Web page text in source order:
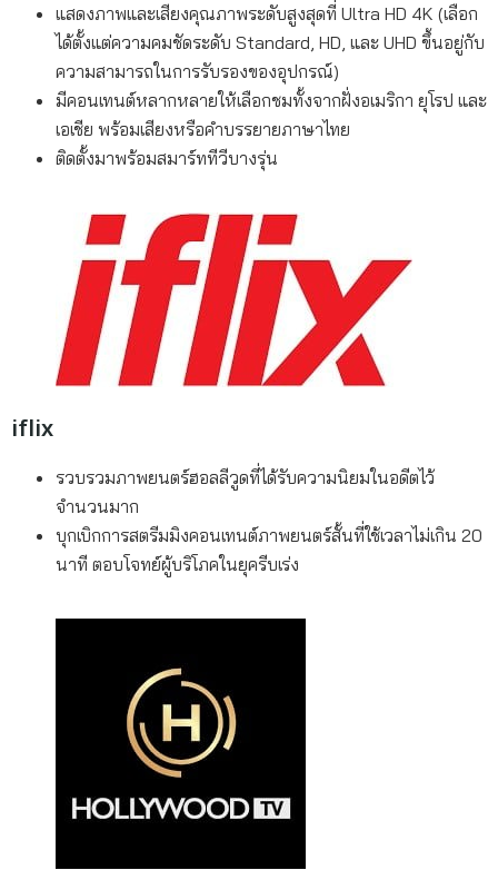
แสดงภาพและเสียงคุณภาพระดับสูงสุดที่ Ultra HD 4K (เลือก
ได้ตั้งแต่ความคมชัดระดับ Standard, HD, และ UHD ขึ้นอยู่กับ
ความสามารถในการรับรองของอุปกรณ์)
มีคอนเทนต์หลากหลายให้เลือกชมทั้งจากฝั่งอเมริกา ยุโรป และ
เอเชีย พร้อมเสียงหรือคำบรรยายภาษาไทย
ติดตั้งมาพร้อมสมาร์ททีวีบางรุ่น
iflix
รวบรวมภาพยนตร์ฮอลลีวูดที่ได้รับความนิยมในอดีตไว้
จำนวนมาก
บุกเบิกการสตรีมมิงคอนเทนต์ภาพยนตร์สั้นที่ใช้เวลาไม่เกิน 20
นาที ตอบโจทย์ผู้บริโภคในยุครีบเร่ง